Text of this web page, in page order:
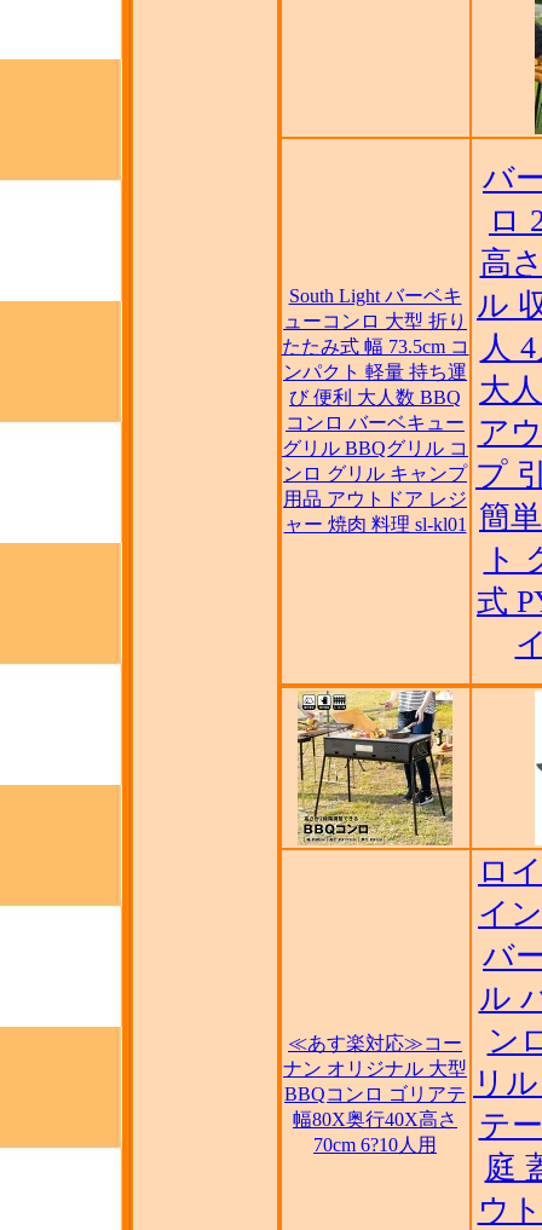
South Light バーベキ
ューコンロ 大型 折り
たたみ式 幅 73.5cm コ
ンパクト 軽量 持ち運
び 便利 大人数 BBQ
コンロ バーベキュー
グリル BBQグリル コ
ンロ グリル キャンプ
用品 アウトドア レジ
ャー 焼肉 料理 sl-kl01
バ
ロ
高
ル
人
大
ア
プ
簡
ト
式
≪あす楽対応≫コー
ナン オリジナル 大型
BBQコンロ ゴリアテ
幅80X奥行40X高さ
70cm 6?10人用
ロ
イ
バ
ル
ン
リ
テ
庭
ウ